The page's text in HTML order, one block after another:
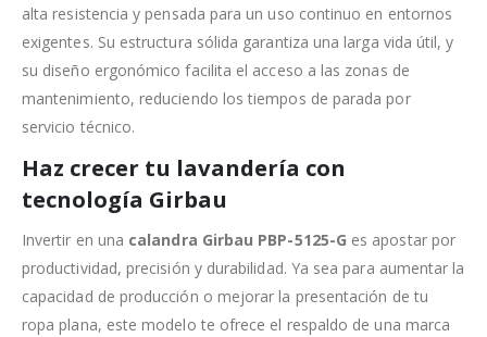
alta resistencia y pensada para un uso continuo en entornos
exigentes. Su estructura sólida garantiza una larga vida útil, y
su diseño ergonómico facilita el acceso a las zonas de
mantenimiento, reduciendo los tiempos de parada por
servicio técnico.
Haz crecer tu lavandería con
tecnología Girbau
Invertir en una calandra Girbau PBP-5125-G es apostar por
productividad, precisión y durabilidad. Ya sea para aumentar la
capacidad de producción o mejorar la presentación de tu
ropa plana, este modelo te ofrece el respaldo de una marca